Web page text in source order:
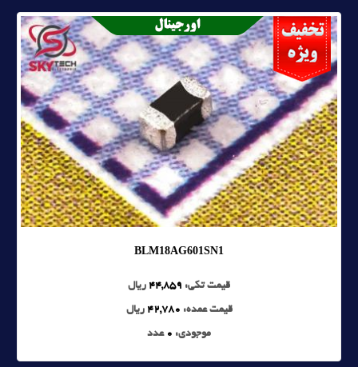
BLM18AG601SN1
قیمت تکی: 44,859 ریال
قیمت عمده: 42,780 ریال
موجودی: 0 عدد